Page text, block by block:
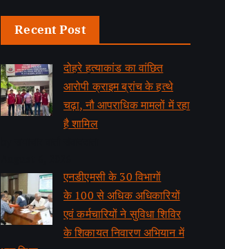
Recent Post
दोहरे हत्याकांड का वांछित
आरोपी क्राइम ब्रांच के हत्थे
चढ़ा, नौ आपराधिक मामलों में रहा
है शामिल
एनडीएमसी के 30 विभागों
के 100 से अधिक अधिकारियों
एवं कर्मचारियों ने सुविधा शिविर
के शिकायत निवारण अभियान में